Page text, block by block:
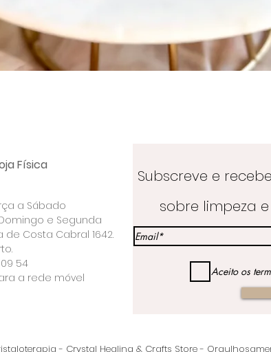
Física
a Sábado
e Segunda
de Costa Cabral 1642.
09 54
a rede móvel
Subscreve e recebe
sobre limpeza
Aceito os
- Crystal Healing & Crafts Store -